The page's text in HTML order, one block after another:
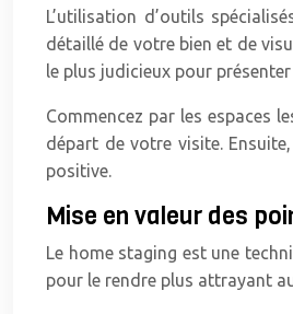
L’utilisation d’outils
détaillé de votre bien et de
le plus judicieux pour
Commencez par les espaces
départ de votre visite.
positive.
Mise en valeur des
Le home staging est une
pour le rendre plus attrayant